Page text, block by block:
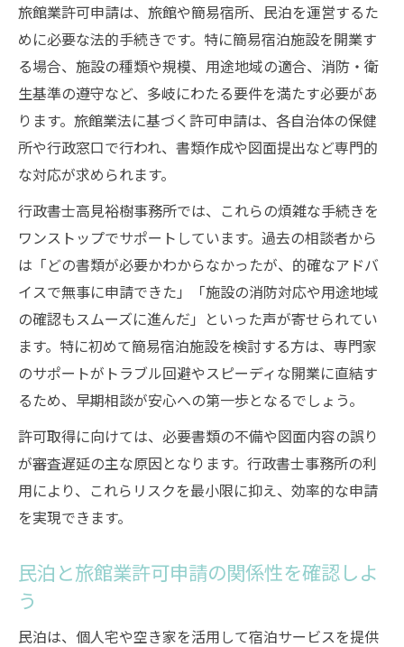
流れ
民泊と簡易宿泊の法令対策ポイントを整理
旅館業許可申請で抑えるべき法令遵守の基
本
民泊運営時の簡易宿泊と旅館業許可申請の
違い
簡易宿泊や民泊の許可申請で注意したい法
民泊の合法運営を叶える行政書士サポートの強
み
旅館業許可申請と簡易宿泊の専門サポート
体制
行政書士による民泊運営の法令対策サポー
ト
簡易宿泊の許可申請を行政書士に任せる安
心感
民泊・簡易宿泊の申請を行政書士が徹底支
援
ート
旅館業と簡易宿泊の違いを分かりやすく解
旅館業許可申請は、旅館や簡易宿所、民泊を運営するた
めに必要な法的手続きです。特に簡易宿泊施設を開業す
る場合、施設の種類や規模、用途地域の適合、消防・衛
生基準の遵守など、多岐にわたる要件を満たす必要があ
ります。旅館業法に基づく許可申請は、各自治体の保健
所や行政窓口で行われ、書類作成や図面提出など専門的
な対応が求められます。
行政書士高見裕樹事務所では、これらの煩雑な手続きを
ワンストップでサポートしています。過去の相談者から
は「どの書類が必要かわからなかったが、的確なアドバ
イスで無事に申請できた」「施設の消防対応や用途地域
の確認もスムーズに進んだ」といった声が寄せられてい
ます。特に初めて簡易宿泊施設を検討する方は、専門家
のサポートがトラブル回避やスピーディな開業に直結す
るため、早期相談が安心への第一歩となるでしょう。
許可取得に向けては、必要書類の不備や図面内容の誤り
が審査遅延の主な原因となります。行政書士事務所の利
用により、これらリスクを最小限に抑え、効率的な申請
を実現できます。
民泊と旅館業許可申請の関係性を確認しよ
う
民泊は、個人宅や空き家を活用して宿泊サービスを提供